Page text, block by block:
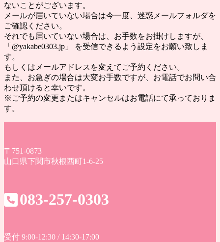
ないことがございます。
メールが届いていない場合は今一度、迷惑メールフォルダを
ご確認ください。
それでも届いていない場合は、お手数をお掛けしますが、
「@yakabe0303.jp」 を受信できるよう設定をお願い致しま
す。
もしくはメールアドレスを変えてご予約ください。
また、お急ぎの場合は大変お手数ですが、お電話でお問い合
わせ頂けると幸いです。
※ご予約の変更またはキャンセルはお電話にて承っておりま
す。
〒751-0873
山口県下関市秋根西町1-6-25
083-257-0303
受付 9:00-12:30 / 14:30-17:00